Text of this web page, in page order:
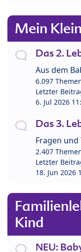
Mein
Das 2.
Aus dem
6.097
Letzter
6. Jul 2026
Das 3.
Fragen
2.407
Letzter
18. Jun 2026
Kind
NEU: